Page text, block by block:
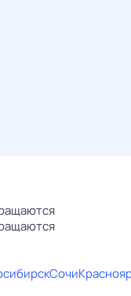
Сочи